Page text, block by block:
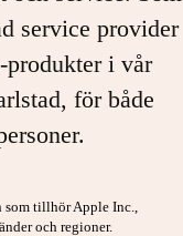
service provider
produkter i vår
för både
tillhör Apple Inc.,
och regioner.